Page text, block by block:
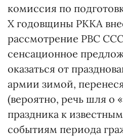
комиссия по
Х годовщины РККА
рассмотрение РВС
сенсационное
оказаться от
армии зимой,
(вероятно, речь шля о
праздника к
событиям периода